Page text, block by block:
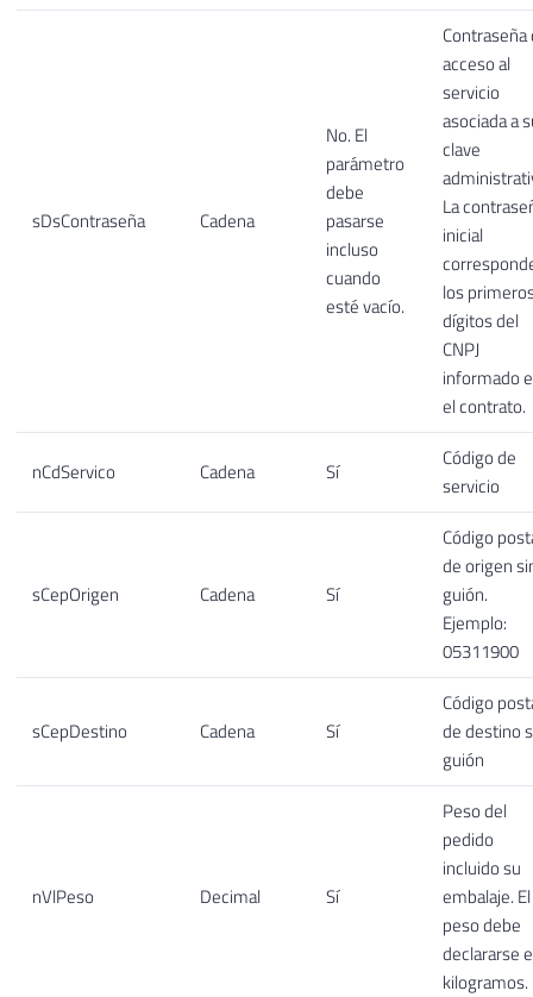
sDsContraseña Cadena
No. El
parámetro
debe
pasarse
incluso
cuando
esté vacío.
Contraseña
acceso al
servicio
asociada a
clave
La
inicial
los
dígitos del
CNPJ
informado
el contrato.
nCdServico Cadena Sí
Código de
servicio
sCepOrigen Cadena Sí
Código
de origen
guión.
Ejemplo:
05311900
sCepDestino Cadena Sí
Código
de destino
guión
nVlPeso Decimal Sí
Peso del
pedido
incluido su
embalaje. El
peso debe
declararse
kilogramos.